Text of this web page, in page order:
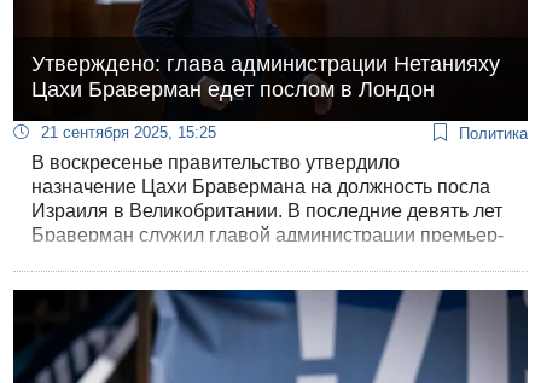
Утверждено: глава администрации Нетанияху
Цахи Браверман едет послом в Лондон
21 сентября 2025, 15:25 Политика
В воскресенье правительство утвердило
назначение Цахи Бравермана на должность посла
Израиля в Великобритании. В последние девять лет
Браверман служил главой администрации премьер-